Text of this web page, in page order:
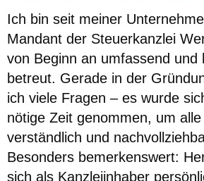
Ich bin seit meiner
Mandant der Steuerkanzlei
von Beginn an umfassend und
betreut. Gerade in der
ich viele Fragen – es wurde
nötige Zeit genommen, um
verständlich und
Besonders bemerkenswert:
sich als Kanzleiinhaber